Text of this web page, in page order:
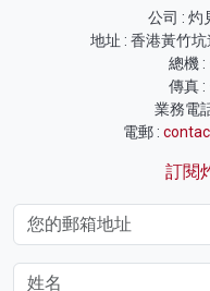
公司 : 灼
地址 : 香港黃竹
總機 :
傳真
業務電
電郵 :
訂閱